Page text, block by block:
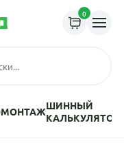
0
ШИННЫЙ
КАЛЬКУЛЯТОР